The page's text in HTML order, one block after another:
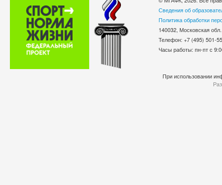
Сведения об
Политика обработки
140032, Московская
Телефон: +7 (495)
Часы работы: пн-пт с
При использовании